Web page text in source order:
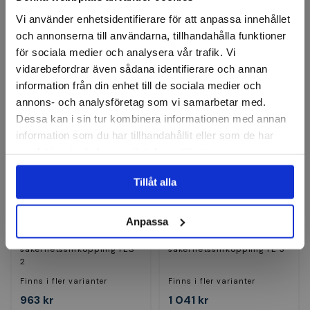
Vi använder enhetsidentifierare för att anpassa innehållet
och annonserna till användarna, tillhandahålla funktioner
för sociala medier och analysera vår trafik. Vi
vidarebefordrar även sådana identifierare och annan
information från din enhet till de sociala medier och
annons- och analysföretag som vi samarbetar med.
Dessa kan i sin tur kombinera informationen med annan
information som du har tillhandahållit eller som de har
Tillåt alla
Anpassa
Finns i fler varianter
1 707 kr
Finns i lager
Visa
Finns i fler varianter
1 718 kr
Finns i lager
Visa
Tapphylsa med
säkerhetsslirkoppling FES
2
Finns i fler varianter
963 kr
FORTIS
Tapphylsa utan
säkerhetsslirkoppling FE 3
Finns i fler varianter
1 041 kr